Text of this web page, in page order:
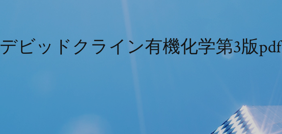
デビッドクライン有機化学第3版